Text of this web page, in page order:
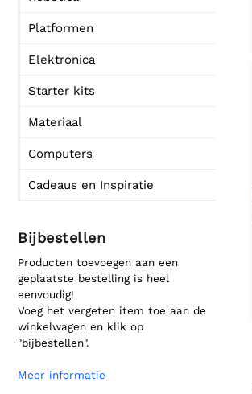
Platformen
Elektronica
Starter kits
Materiaal
Computers
Cadeaus en Inspiratie
Bijbestellen
Producten toevoegen aan een
geplaatste bestelling is heel
eenvoudig!
Voeg het vergeten item toe aan de
winkelwagen en klik op
"bijbestellen".
Meer informatie